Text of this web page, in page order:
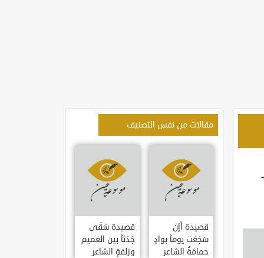
مقالات من نفس التصنيف
قصيدة أإن
سَجَعَت يوماً بوادٍ
حمامَةٌ الشاعر
قصيدة سَقَى
جَدَثاً بين الغميم
وزلفةٍ الشاعر